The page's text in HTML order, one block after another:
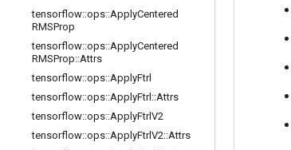
tensorflow::ops::ApplyCentered
RMSProp
tensorflow::ops::ApplyCentered
RMSProp::Attrs
tensorflow::ops::ApplyFtrl
tensorflow::ops::ApplyFtrl ::Attrs
tensorflow::ops::ApplyFtrlV2
tensorflow::ops::ApplyFtrlV2::Attrs